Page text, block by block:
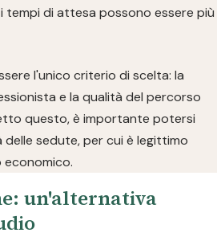
tempi di attesa possono essere più
l'unico criterio di scelta: la
e la qualità del percorso
questo, è importante potersi
sedute, per cui è legittimo
un'alternativa